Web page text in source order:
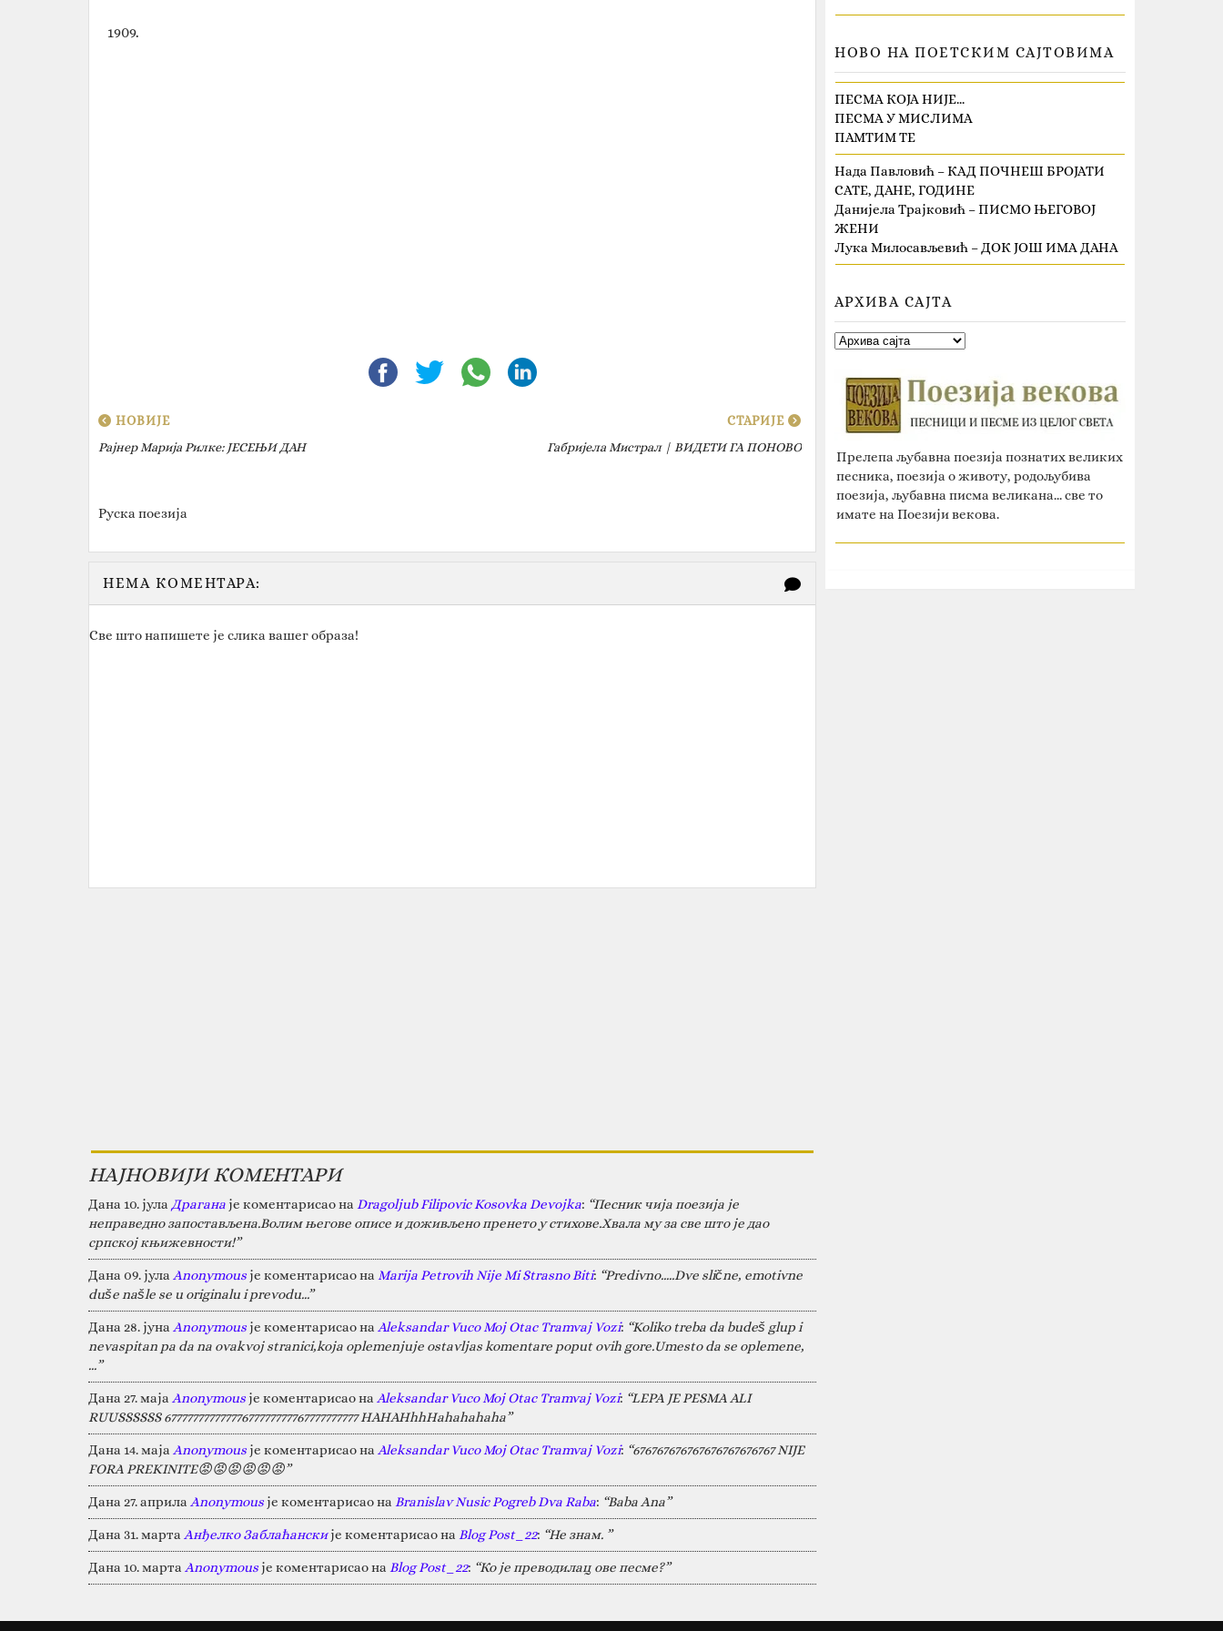
1909.
НОВИЈЕ
Рајнер Марија Рилке: ЈЕСЕЊИ ДАН
СТАРИЈЕ
Габријела Мистрал | ВИДЕТИ ГА ПОНОВО
Руска поезија
НЕМА КОМЕНТАРА:
Све што напишете је слика вашег образа!
НАЈНОВИЈИ КОМЕНТАРИ
Дана 10. јула Драгана је коментарисао на Dragoljub Filipovic Kosovka Devojka: “Песник чија поезија је
неправедно запостављена.Волим његове описе и доживљено пренето у стихове.Хвала му за све што је дао
српској књижевности!”
Дана 09. јула Anonymous је коментарисао на Marija Petrovih Nije Mi Strasno Biti: “Predivno.....Dve slične, emotivne
duše našle se u originalu i prevodu...”
Дана 28. јуна Anonymous је коментарисао на Aleksandar Vuco Moj Otac Tramvaj Vozi: “Koliko treba da budeš glup i
nevaspitan pa da na ovakvoj stranici,koja oplemenjuje ostavljas komentare poput ovih gore.Umesto da se oplemene,
…”
Дана 27. маја Anonymous је коментарисао на Aleksandar Vuco Moj Otac Tramvaj Vozi: “LEPA JE PESMA ALI
RUUSSSSSS 67777777777777677777777767777777777 HAHAHhhHahahahaha”
Дана 14. маја Anonymous је коментарисао на Aleksandar Vuco Moj Otac Tramvaj Vozi: “676767676767676767676767 NIJE
FORA PREKINITE😡😡😡😡😡😡”
Дана 27. априла Anonymous је коментарисао на Branislav Nusic Pogreb Dva Raba: “Baba Ana”
Дана 31. марта Анђелко Заблаћанскије коментарисао на Blog Post_22: “Не знам. ”
Дана 10. марта Anonymous је коментарисао на Blog Post_22: “Ко је преводилац ове песме?”
НОВО НА ПОЕТСКИМ САЈТОВИМА
ПЕСМА КОЈА НИЈЕ…
ПЕСМА У МИСЛИМА
ПАМТИМ ТЕ
Нада Павловић – КАД ПОЧНЕШ БРОЈАТИ
САТЕ, ДАНЕ, ГОДИНЕ
Данијела Трајковић – ПИСМО ЊЕГОВОЈ
ЖЕНИ
Лука Милосављевић – ДОК ЈОШ ИМА ДАНА
АРХИВА САЈТА
Прелепа љубавна поезија познатих великих
песника, поезија о животу, родољубива
поезија, љубавна писма великана... све то
имате на Поезији векова.